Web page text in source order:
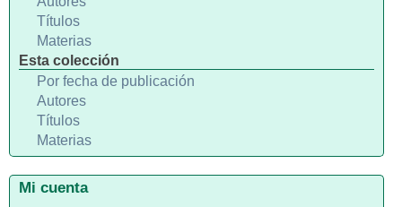
Títulos
Materias
Esta colección
Por fecha de publicación
Autores
Títulos
Materias
Mi cuenta